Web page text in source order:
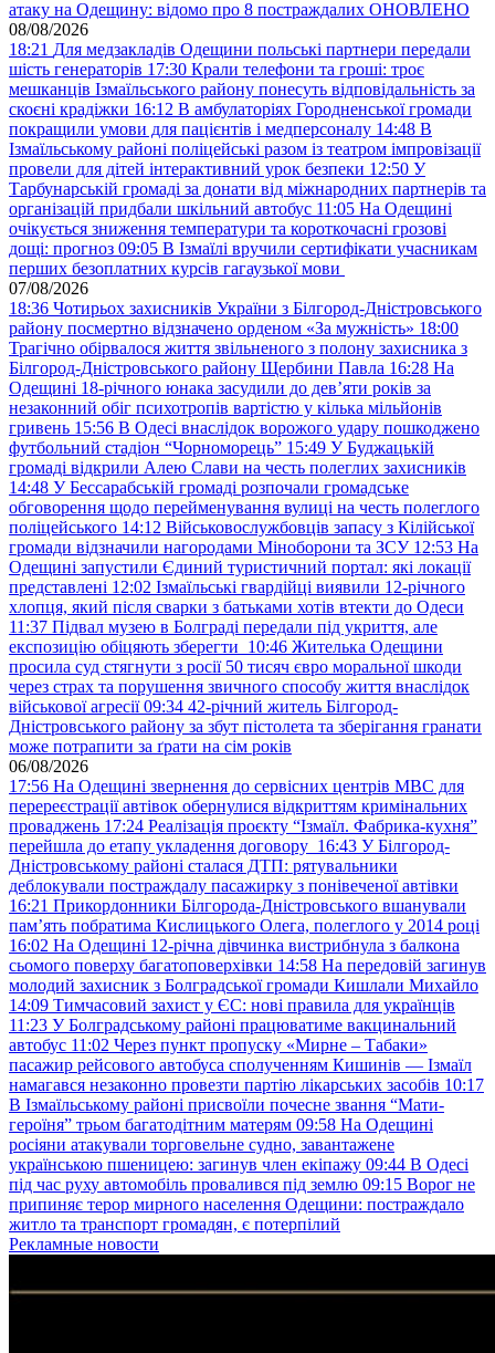
атаку на Одещину: відомо про 8 постраждалих ОНОВЛЕНО
08/08/2026
18:21 Для медзакладів Одещини польські партнери передали
шість генераторів 17:30 Крали телефони та гроші: троє
мешканців Ізмаїльського району понесуть відповідальність за
скоєні крадіжки 16:12 В амбулаторіях Городненської громади
покращили умови для пацієнтів і медперсоналу 14:48 В
Ізмаїльському районі поліцейські разом із театром імпровізації
провели для дітей інтерактивний урок безпеки 12:50 У
Тарбунарській громаді за донати від міжнародних партнерів та
організацій придбали шкільний автобус 11:05 На Одещині
очікується зниження температури та короткочасні грозові
дощі: прогноз 09:05 В Ізмаїлі вручили сертифікати учасникам
перших безоплатних курсів гагаузької мови
07/08/2026
18:36 Чотирьох захисників України з Білгород-Дністровського
району посмертно відзначено орденом «За мужність» 18:00
Трагічно обірвалося життя звільненого з полону захисника з
Білгород-Дністровського району Щербини Павла 16:28 На
Одещині 18-річного юнака засудили до дев’яти років за
незаконний обіг психотропів вартістю у кілька мільйонів
гривень 15:56 В Одесі внаслідок ворожого удару пошкоджено
футбольний стадіон “Чорноморець” 15:49 У Буджацькій
громаді відкрили Алею Слави на честь полеглих захисників
14:48 У Бессарабській громаді розпочали громадське
обговорення щодо перейменування вулиці на честь полеглого
поліцейського 14:12 Військовослужбовців запасу з Кілійської
громади відзначили нагородами Міноборони та ЗСУ 12:53 На
Одещині запустили Єдиний туристичний портал: які локації
представлені 12:02 Ізмаїльські гвардійці виявили 12-річного
хлопця, який після сварки з батьками хотів втекти до Одеси
11:37 Підвал музею в Болграді передали під укриття, але
експозицію обіцяють зберегти 10:46 Жителька Одещини
просила суд стягнути з росії 50 тисяч євро моральної шкоди
через страх та порушення звичного способу життя внаслідок
військової агресії 09:34 42-річний житель Білгород-
Дністровського району за збут пістолета та зберігання гранати
може потрапити за ґрати на сім років
06/08/2026
17:56 На Одещині звернення до сервісних центрів МВС для
перереєстрації автівок обернулися відкриттям кримінальних
проваджень 17:24 Реалізація проєкту “Ізмаїл. Фабрика-кухня”
перейшла до етапу укладення договору 16:43 У Білгород-
Дністровському районі сталася ДТП: рятувальники
деблокували постраждалу пасажирку з понівеченої автівки
16:21 Прикордонники Білгорода-Дністровського вшанували
пам’ять побратима Кислицького Олега, полеглого у 2014 році
16:02 На Одещині 12-річна дівчинка вистрибнула з балкона
сьомого поверху багатоповерхівки 14:58 На передовій загинув
молодий захисник з Болградської громади Кишлали Михайло
14:09 Тимчасовий захист у ЄС: нові правила для українців
11:23 У Болградському районі працюватиме вакцинальний
автобус 11:02 Через пункт пропуску «Мирне – Табаки»
пасажир рейсового автобуса сполученням Кишинів — Ізмаїл
намагався незаконно провезти партію лікарських засобів 10:17
В Ізмаїльському районі присвоїли почесне звання “Мати-
героїня” трьом багатодітним матерям 09:58 На Одещині
росіяни атакували торговельне судно, завантажене
українською пшеницею: загинув член екіпажу 09:44 В Одесі
під час руху автомобіль провалився під землю 09:15 Ворог не
припиняє терор мирного населення Одещини: постраждало
житло та транспорт громадян, є потерпілий
Рекламные новости